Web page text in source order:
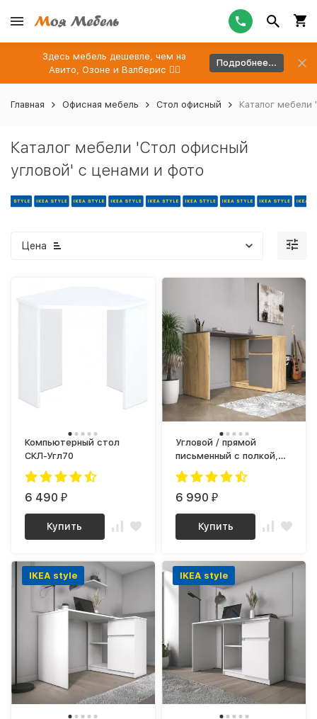
Здесь мебель дешевле, чем на
Авито, Озоне и Валберис 👉🏻
Подробнее...
Главная Офисная мебель Cтол офисный Каталог
Каталог мебели 'Стол офисный
угловой' с ценами и фото
Цена
Компьютерный стол
СКЛ-Угл70
6 490₽
Купить
Угловой / прямой
письменный с полкой,
ящиком и тумбой СП-21
СИТИ ЛДСП Графит /
дуб Крафт золотой
6 990₽
Купить
IKEA style IKEA style